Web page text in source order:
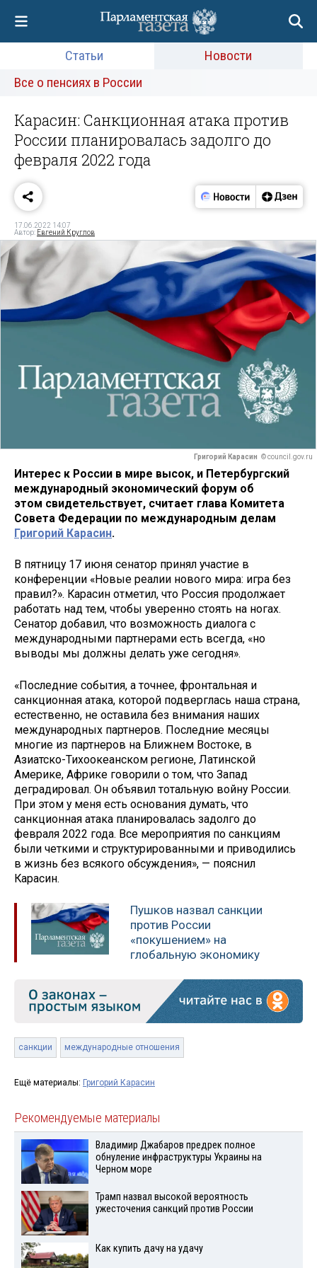
Статьи
Новости
Все о пенсиях в России
Карасин: Санкционная атака против
России планировалась задолго до
февраля 2022 года
17.06.2022 14:07
Автор: Евгений Круглов
Григорий Карасин © council.gov.ru
Интерес к России в мире высок, и Петербургский
международный экономический форум об
этом свидетельствует, считает глава Комитета
Совета Федерации по международным делам
Григорий Карасин.
В пятницу 17 июня сенатор принял участие в
конференции «Новые реалии нового мира: игра без
правил?». Карасин отметил, что Россия продолжает
работать над тем, чтобы уверенно стоять на ногах.
Сенатор добавил, что возможность диалога с
международными партнерами есть всегда, «но
выводы мы должны делать уже сегодня».
«Последние события, а точнее, фронтальная и
санкционная атака, которой подверглась наша страна,
естественно, не оставила без внимания наших
международных партнеров. Последние месяцы
многие из партнеров на Ближнем Востоке, в
Азиатско-Тихоокеанском регионе, Латинской
Америке, Африке говорили о том, что Запад
деградировал. Он объявил тотальную войну России.
При этом у меня есть основания думать, что
санкционная атака планировалась задолго до
февраля 2022 года. Все мероприятия по санкциям
были четкими и структурированными и приводились
в жизнь без всякого обсуждения», — пояснил
Карасин.
Пушков назвал санкции
против России
«покушением» на
глобальную экономику
санкции международные отношения
Ещё материалы: Григорий Карасин
Рекомендуемые материалы
Владимир Джабаров предрек полное
обнуление инфраструктуры Украины на
Черном море
Трамп назвал высокой вероятность
ужесточения санкций против России
Как купить дачу на удачу